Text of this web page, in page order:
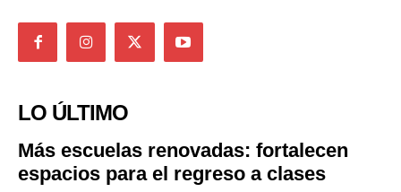
LO ÚLTIMO
Más escuelas renovadas: fortalecen
espacios para el regreso a clases